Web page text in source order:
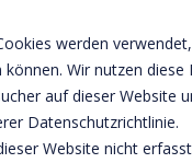
werden
Wir nutzen
auf dieser Website
Datenschutzrichtlinie.
Website nicht